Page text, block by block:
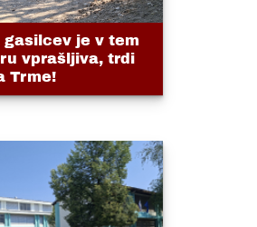
gasilcev je v tem
vprašljiva, trdi
Trme!